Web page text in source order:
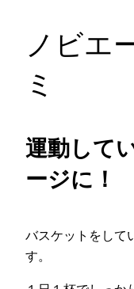
ノビエ
ミ
運動して
ージに！
バスケットをして
す。